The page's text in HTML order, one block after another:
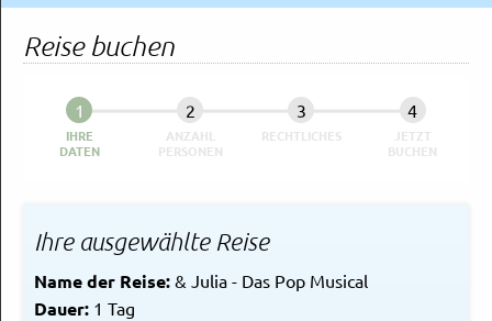
Reise buchen
IHRE
DATEN
ANZAHL
PERSONEN
RECHTLICHES
JETZT
BUCHEN
Ihre ausgewählte Reise
Name der Reise: & Julia - Das Pop Musical
Dauer: 1 Tag
Rechtliches und AGB